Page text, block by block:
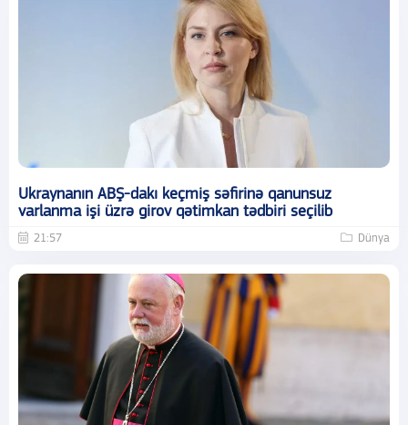
Ukraynanın ABŞ-dakı keçmiş səfirinə qanunsuz
varlanma işi üzrə girov qətimkan tədbiri seçilib
21:57 Dünya